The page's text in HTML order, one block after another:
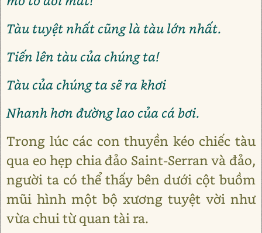
Tàu tuyệt nhất cũng là tàu lớn nhất.
Tiến lên tàu của chúng ta!
Tàu của chúng ta sẽ ra khơi
Nhanh hơn đường lao của cá bơi.
Trong lúc các con thuyền kéo chiếc tàu
qua eo hẹp chia đảo Saint-Serran và đảo,
người ta có thể thấy bên dưới cột buồm
mũi hình một bộ xương tuyệt vời như
vừa chui từ quan tài ra.